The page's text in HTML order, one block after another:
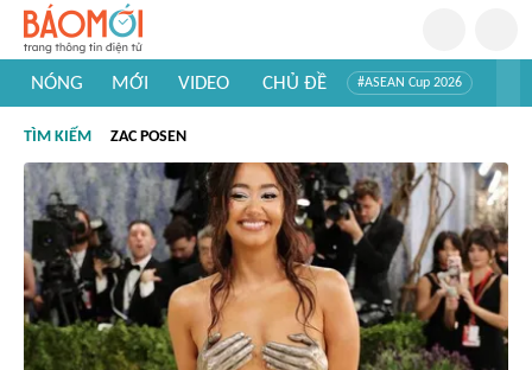
NÓNG MỚI VIDEO CHỦ ĐỀ #ASEAN Cup 2026
#Khám phá thế giới
TÌM KIẾM ZAC POSEN